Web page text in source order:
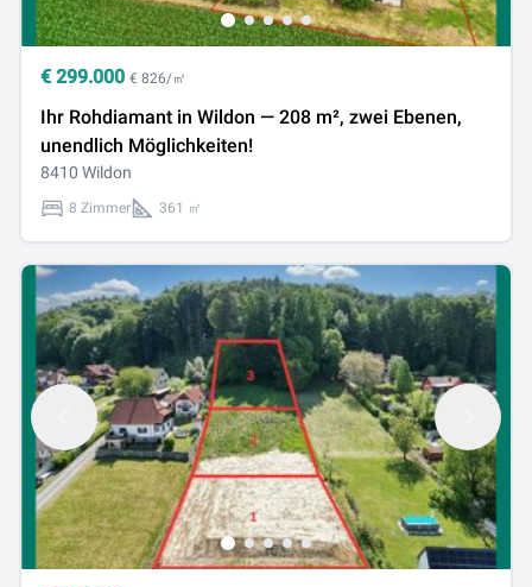
€ 299.000 € 826/㎡
Ihr Rohdiamant in Wildon — 208 m², zwei Ebenen,
unendlich Möglichkeiten!
8410 Wildon
8 Zimmer 361 ㎡